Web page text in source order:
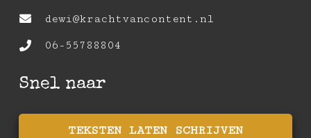
dewi@krachtvancontent.nl
06-55788804
Snel naar
TEKSTEN LATEN SCHRIJVEN